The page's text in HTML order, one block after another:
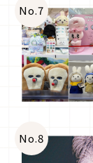
No.7
No.8